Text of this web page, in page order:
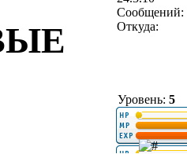
Сообщений:
Откуда:
Уровень: 5